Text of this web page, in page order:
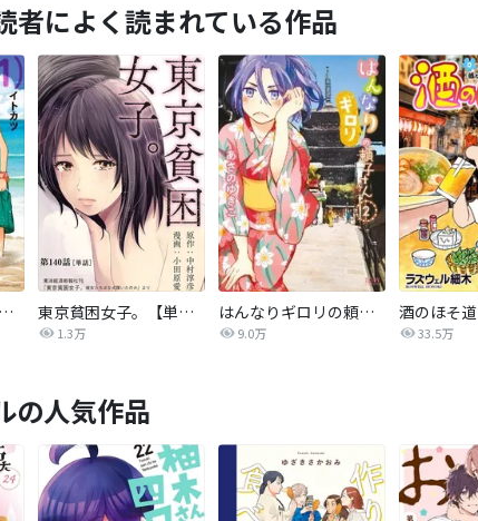
者によく読まれている作品
みつば君はあにヨメさんと。 東京貧困女子。【単話】
1.3万
はんなりギロリの頼子さん
9.0万
酒のほそ道
33.5万
の人気作品